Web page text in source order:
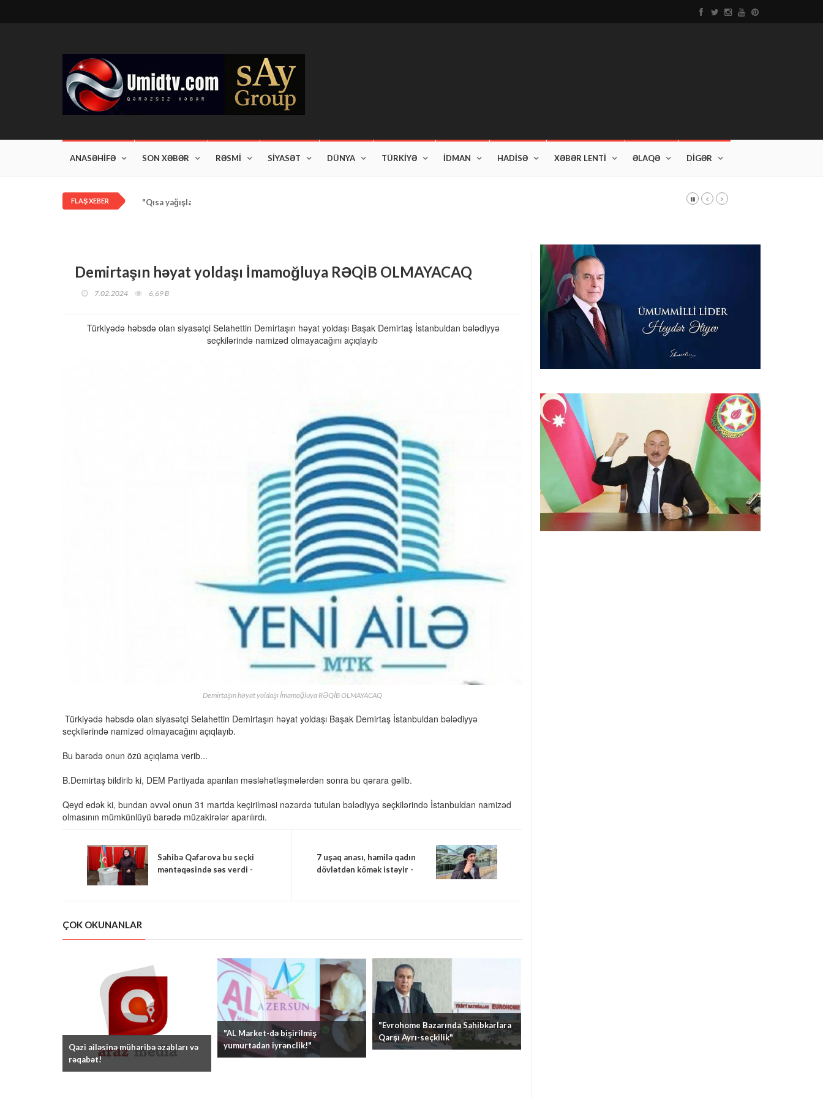
ANASƏHİFƏ SON XƏBƏR RƏSMİ SİYASƏT DÜNYA TÜRKİYƏ İDMAN HADİSƏ XƏBƏR LENTİ ƏLAQƏ DİGƏR
FLAŞ XEBER "Qısa yağışlar bəzi rayonlarda davam edir"
Demirtaşın həyat yoldaşı İmamoğluya RƏQİB OLMAYACAQ
7.02.2024 6,69 B
Türkiyədə həbsdə olan siyasətçi Selahettin Demirtaşın həyat yoldaşı Başak Demirtaş İstanbuldan bələdiyyə
seçkilərində namizəd olmayacağını açıqlayıb
Demirtaşın həyat yoldaşı İmamoğluya RƏQİB OLMAYACAQ
Türkiyədə həbsdə olan siyasətçi Selahettin Demirtaşın həyat yoldaşı Başak Demirtaş İstanbuldan bələdiyyə
seçkilərində namizəd olmayacağını açıqlayıb.
Bu barədə onun özü açıqlama verib...
B.Demirtaş bildirib ki, DEM Partiyada aparılan məsləhətləşmələrdən sonra bu qərara gəlib.
Qeyd edək ki, bundan əvvəl onun 31 martda keçirilməsi nəzərdə tutulan bələdiyyə seçkilərində İstanbuldan namizəd
olmasının mümkünlüyü barədə müzakirələr aparılırdı.
Sahibə Qafarova bu seçki
məntəqəsində səs verdi -
7 uşaq anası, hamilə qadın
dövlətdən kömək istəyir -
ÇOK OKUNANLAR
Qazi ailəsinə müharibə əzabları və
rəqabət!
"AL Market-də bişirilmiş
yumurtadan iyrənclik!"
"Evrohome Bazarında Sahibkarlara
Qarşı Ayrı-seçkilik"